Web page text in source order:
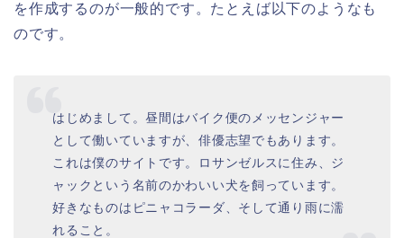
を作成するのが一般的です。たとえば以下のようなも
のです。
はじめまして。昼間はバイク便のメッセンジャー
として働いていますが、俳優志望でもあります。
これは僕のサイトです。ロサンゼルスに住み、ジ
ャックという名前のかわいい犬を飼っています。
好きなものはピニャコラーダ、そして通り雨に濡
れること。